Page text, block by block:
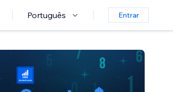
Português Entrar